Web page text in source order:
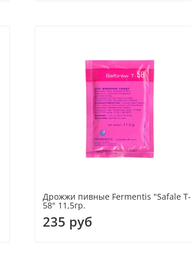
Дрожжи пивные Fermentis "Safale T-
58" 11,5гр.
235 руб